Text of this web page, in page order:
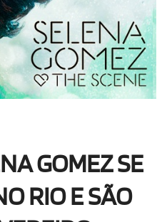
GOMEZ SE
RIO E SÃO